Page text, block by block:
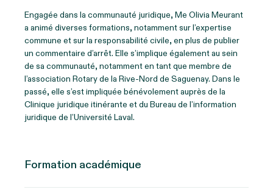
Engagée dans la communauté juridique, Me Olivia Meurant
a animé diverses formations, notamment sur l’expertise
commune et sur la responsabilité civile, en plus de publier
un commentaire d’arrêt. Elle s’implique également au sein
de sa communauté, notamment en tant que membre de
l’association Rotary de la Rive-Nord de Saguenay. Dans le
passé, elle s’est impliquée bénévolement auprès de la
Clinique juridique itinérante et du Bureau de l’information
juridique de l’Université Laval.
Formation académique